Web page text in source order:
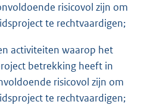
risicovol zijn om
te rechtvaardigen;
activiteiten waarop het
betrekking heeft in
risicovol zijn om
te rechtvaardigen;